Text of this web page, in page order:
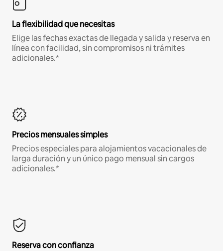
La flexibilidad que necesitas
Elige las fechas exactas de llegada y salida y reserva en
línea con facilidad, sin compromisos ni trámites
adicionales.*
Precios mensuales simples
Precios especiales para alojamientos vacacionales de
larga duración y un único pago mensual sin cargos
adicionales.*
Reserva con confianza